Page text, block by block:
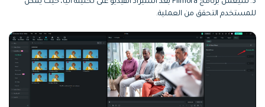
3. سيعمل برنامج Filmora بعد استيراد الفيديو على تحليله آلياً، حيث يمكن
للمستخدم التحقق من العملية.